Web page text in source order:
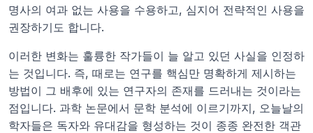
명사의 여과 없는 사용을 수용하고, 심지어 전략적인 사용을
권장하기도 합니다.
이러한 변화는 훌륭한 작가들이 늘 알고 있던 사실을 인정하
는 것입니다. 즉, 때로는 연구를 핵심만 명확하게 제시하는
방법이 그 배후에 있는 연구자의 존재를 드러내는 것이라는
점입니다. 과학 논문에서 문학 분석에 이르기까지, 오늘날의
학자들은 독자와 유대감을 형성하는 것이 종종 완전한 객관